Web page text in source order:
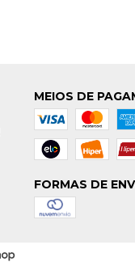
MEIOS DE
FORMAS DE